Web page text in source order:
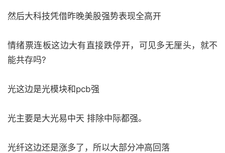
然后大科技凭借昨晚美股强势表现全高开
情绪票连板这边大有直接跌停开，可见多无厘头，就不
能共存吗?
光这边是光模块和pcb强
光主要是大光易中天 排除中际都强。
光纤这边还是涨多了，所以大部分冲高回落